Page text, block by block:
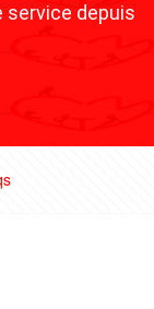
service depuis